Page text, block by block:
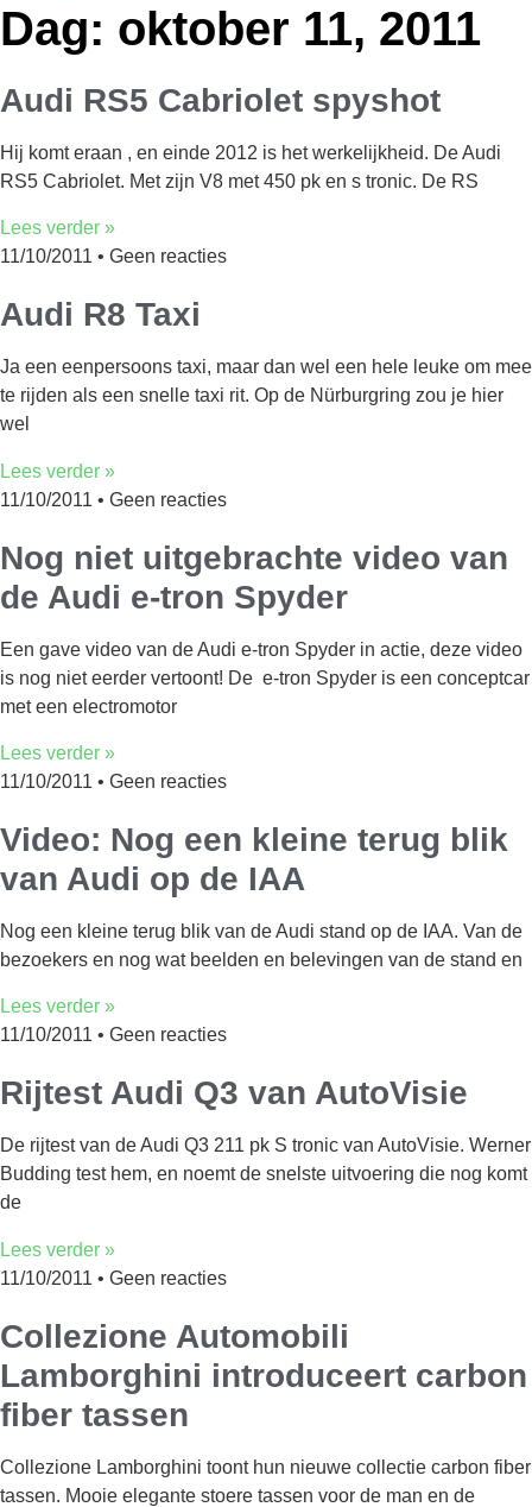
Dag: oktober 11, 2011
Audi RS5 Cabriolet spyshot
Hij komt eraan , en einde 2012 is het werkelijkheid. De Audi
RS5 Cabriolet. Met zijn V8 met 450 pk en s tronic. De RS
Lees verder »
11/10/2011
Geen reacties
Audi R8 Taxi
Ja een eenpersoons taxi, maar dan wel een hele leuke om mee
te rijden als een snelle taxi rit. Op de Nürburgring zou je hier
wel
Lees verder »
11/10/2011
Geen reacties
Nog niet uitgebrachte video van
de Audi e-tron Spyder
Een gave video van de Audi e-tron Spyder in actie, deze video
is nog niet eerder vertoont! De e-tron Spyder is een conceptcar
met een electromotor
Lees verder »
11/10/2011
Geen reacties
Video: Nog een kleine terug blik
van Audi op de IAA
Nog een kleine terug blik van de Audi stand op de IAA. Van de
bezoekers en nog wat beelden en belevingen van de stand en
Lees verder »
11/10/2011
Geen reacties
Rijtest Audi Q3 van AutoVisie
De rijtest van de Audi Q3 211 pk S tronic van AutoVisie. Werner
Budding test hem, en noemt de snelste uitvoering die nog komt
de
Lees verder »
11/10/2011
Geen reacties
Collezione Automobili
Lamborghini introduceert carbon
fiber tassen
Collezione Lamborghini toont hun nieuwe collectie carbon fiber
tassen. Mooie elegante stoere tassen voor de man en de